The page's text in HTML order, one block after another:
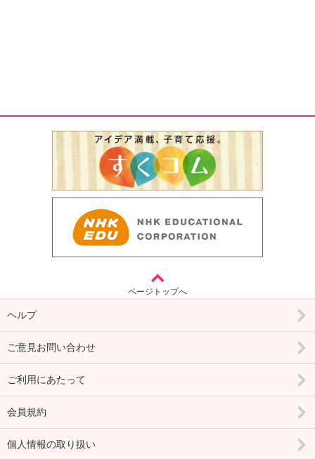
ページトップへ
ヘルプ
ご意見お問い合わせ
ご利用にあたって
会員規約
個人情報の取り扱い